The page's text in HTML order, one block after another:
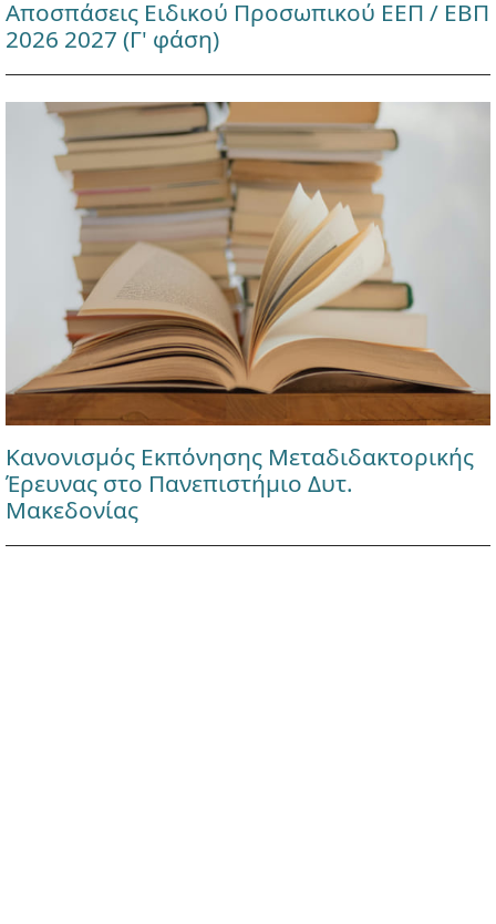
Αποσπάσεις Ειδικού Προσωπικού ΕΕΠ / ΕΒΠ
2026 2027 (Γ' φάση)
Κανονισμός Εκπόνησης Μεταδιδακτορικής
Έρευνας στο Πανεπιστήμιο Δυτ.
Μακεδονίας